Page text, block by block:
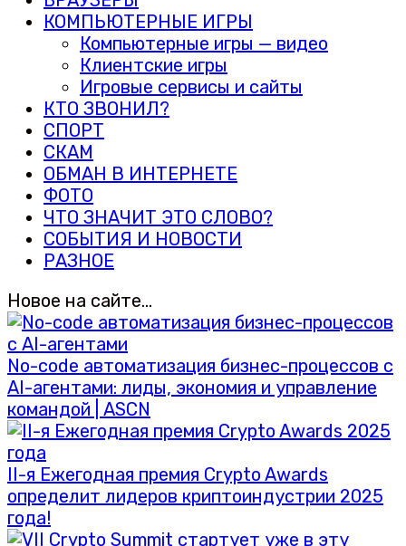
КОМПЬЮТЕРНЫЕ ИГРЫ
Компьютерные игры — видео
Клиентские игры
Игровые сервисы и сайты
КТО ЗВОНИЛ?
СПОРТ
СКАМ
ОБМАН В ИНТЕРНЕТЕ
ФОТО
ЧТО ЗНАЧИТ ЭТО СЛОВО?
СОБЫТИЯ И НОВОСТИ
РАЗНОЕ
Новое на сайте…
No-code автоматизация бизнес-процессов с
AI-агентами: лиды, экономия и управление
командой | ASCN
II-я Ежегодная премия Crypto Awards
определит лидеров криптоиндустрии 2025
года!